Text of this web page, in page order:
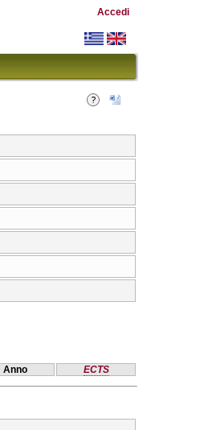
Accedi
Anno ECTS